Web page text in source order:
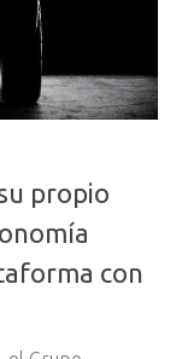
propio
con